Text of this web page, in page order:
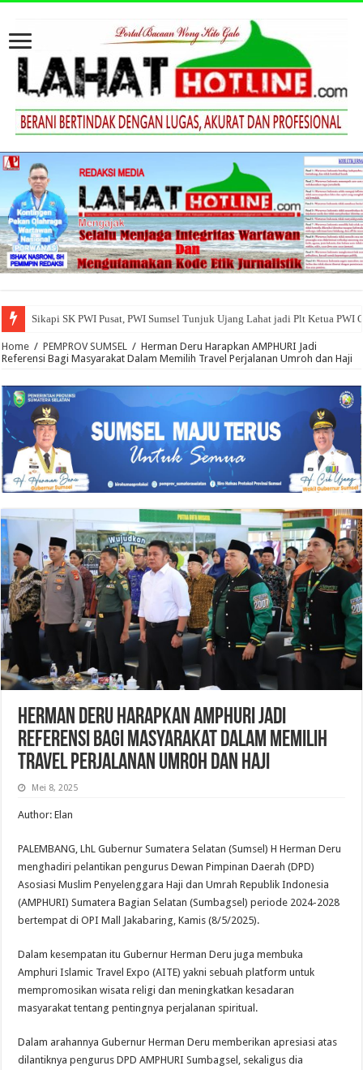
Sikapi SK PWI Pusat, PWI Sumsel Tunjuk Ujang Lahat jadi Plt Ketua PWI
Home / PEMPROV SUMSEL / Herman Deru Harapkan AMPHURI Jadi
Referensi Bagi Masyarakat Dalam Memilih Travel Perjalanan Umroh dan Haji
Herman Deru Harapkan AMPHURI Jadi
Referensi Bagi Masyarakat Dalam Memilih
Travel Perjalanan Umroh dan Haji
Mei 8, 2025
Author: Elan
PALEMBANG, LhL Gubernur Sumatera Selatan (Sumsel) H Herman Deru
menghadiri pelantikan pengurus Dewan Pimpinan Daerah (DPD)
Asosiasi Muslim Penyelenggara Haji dan Umrah Republik Indonesia
(AMPHURI) Sumatera Bagian Selatan (Sumbagsel) periode 2024-2028
bertempat di OPI Mall Jakabaring, Kamis (8/5/2025).
Dalam kesempatan itu Gubernur Herman Deru juga membuka
Amphuri Islamic Travel Expo (AITE) yakni sebuah platform untuk
mempromosikan wisata religi dan meningkatkan kesadaran
masyarakat tentang pentingnya perjalanan spiritual.
Dalam arahannya Gubernur Herman Deru memberikan apresiasi atas
dilantiknya pengurus DPD AMPHURI Sumbagsel, sekaligus dia